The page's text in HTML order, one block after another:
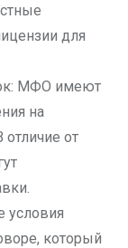
для
МФО имеют
на
отличие от
условия
который